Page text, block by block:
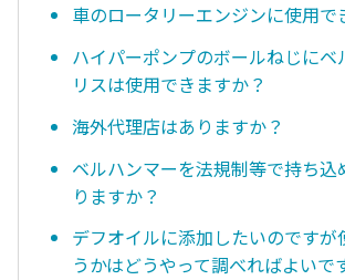
車のロータリーエンジンに使用で
ハイパーポンプのボールねじにベ
リスは使用できますか？
海外代理店はありますか？
ベルハンマーを法規制等で持ち込
りますか？
デフオイルに添加したいのですが
うかはどうやって調べればよいで